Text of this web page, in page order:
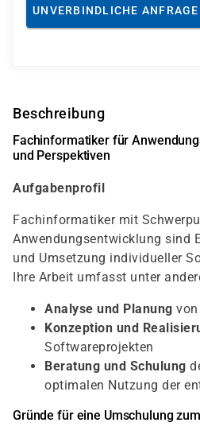
UNVERBINDLICHE ANFRAGE
Beschreibung
Fachinformatiker für
und Perspektiven
Aufgabenprofil
Fachinformatiker mit
Anwendungsentwicklung sind
und Umsetzung individueller
Ihre Arbeit umfasst unter
Analyse und Planung von
Konzeption und
Softwareprojekten
Beratung und Schulung
optimalen Nutzung der
Gründe für eine Umschulung